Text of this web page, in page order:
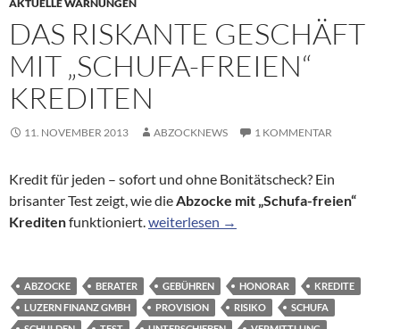
AKTUELLE WARNUNGEN
DAS RISKANTE GESCHÄFT
MIT „SCHUFA-FREIEN“
KREDITEN
11. NOVEMBER 2013 ABZOCKNEWS 1 KOMMENTAR
Kredit für jeden – sofort und ohne Bonitätscheck? Ein
brisanter Test zeigt, wie dieAbzocke mit „Schufa-freien“
Kreditenfunktioniert.Das riskante Geschäft mit „Schufa-
weiterlesen →
ABZOCKE BERATER GEBÜHREN HONORAR
KREDITE
LUZERN FINANZ GMBH
PROVISION RISIKO
SCHUFA